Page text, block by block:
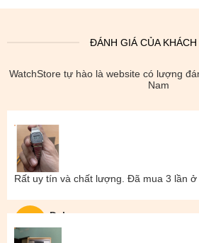
ĐÁNH GIÁ CỦA KHÁCH
WatchStore tự hào là website có lượng
Nam
Đal
Rất uy tín và chất lượng. Đã mua 3 lần ở